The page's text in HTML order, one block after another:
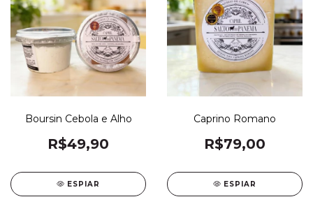
Boursin Cebola e Alho
R$49,90
ESPIAR
Caprino Romano
R$79,00
ESPIAR